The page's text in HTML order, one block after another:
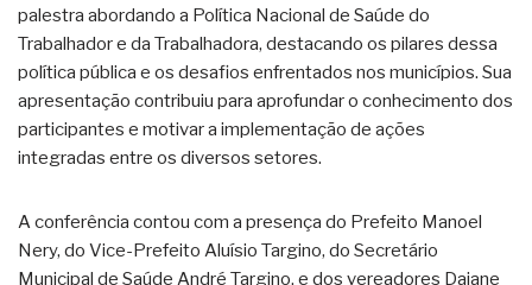
palestra abordando a Política Nacional de Saúde do
Trabalhador e da Trabalhadora, destacando os pilares dessa
política pública e os desafios enfrentados nos municípios. Sua
apresentação contribuiu para aprofundar o conhecimento dos
participantes e motivar a implementação de ações
integradas entre os diversos setores.
A conferência contou com a presença do Prefeito Manoel
Nery, do Vice-Prefeito Aluísio Targino, do Secretário
Municipal de Saúde André Targino, e dos vereadores Daiane